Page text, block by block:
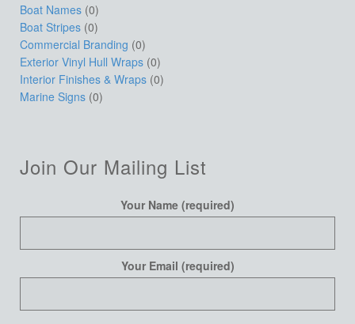
Boat Names (0)
Boat Stripes (0)
Commercial Branding (0)
Exterior Vinyl Hull Wraps (0)
Interior Finishes & Wraps (0)
Marine Signs (0)
Join Our Mailing List
Your Name (required)
Your Email (required)